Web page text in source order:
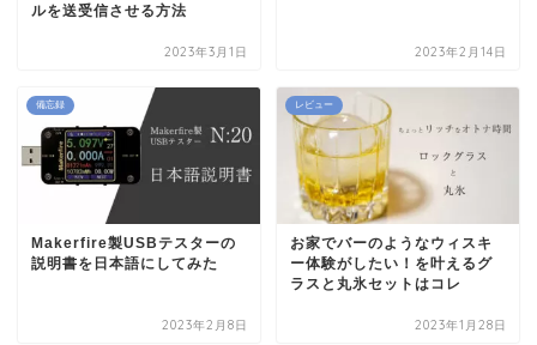
ルを送受信させる方法
2023年3月1日 2023年2月14日
備忘録
Makerfire製USBテスターの
説明書を日本語にしてみた
2023年2月8日
レビュー
お家でバーのようなウィスキ
ー体験がしたい！を叶えるグ
ラスと丸氷セットはコレ
2023年1月28日